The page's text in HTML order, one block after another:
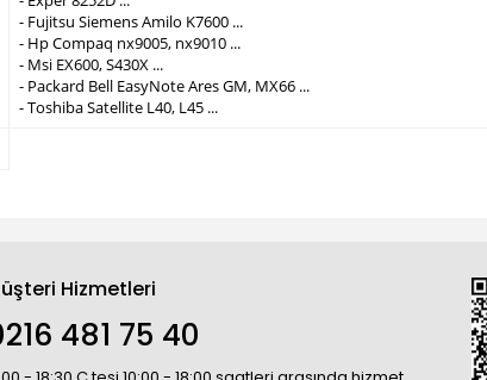
- Fujitsu Siemens Amilo K7600 ...
- Hp Compaq nx9005, nx9010 ...
- Msi EX600, S430X ...
- Packard Bell EasyNote Ares GM, MX66 ...
- Toshiba Satellite L40, L45 ...
Hizmetleri
481 75 40